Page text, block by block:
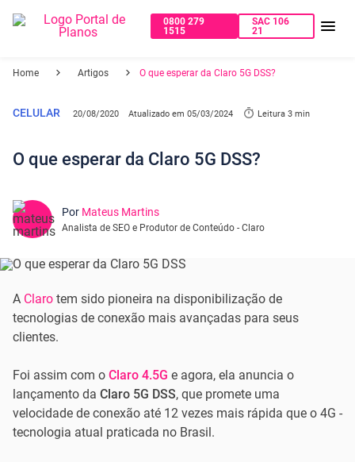
0800 279
1515
SAC 106
21
Home Artigos O que esperar da Claro 5G DSS?
CELULAR 20/08/2020 Atualizado em 05/03/2024 Leitura 3 min
O que esperar da Claro 5G DSS?
Por Mateus Martins
Analista de SEO e Produtor de Conteúdo - Claro
A Claro tem sido pioneira na disponibilização de
tecnologias de conexão mais avançadas para seus
clientes.
Foi assim com o Claro 4.5G e agora, ela anuncia o
lançamento da Claro 5G DSS, que promete uma
velocidade de conexão até 12 vezes mais rápida que o 4G -
tecnologia atual praticada no Brasil.